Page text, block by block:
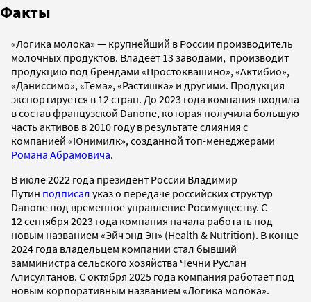
Факты
«Логика молока» — крупнейший в России производитель
молочных продуктов. Владеет 13 заводами, производит
продукцию под брендами «Простоквашино», «Актибио»,
«Даниссимо», «Тема», «Растишка» и другими. Продукция
экспортируется в 12 стран. До 2023 года компания входила
в состав французской Danone, которая получила большую
часть активов в 2010 году в результате слияния с
компанией «Юнимилк», созданной топ-менеджерами
Романа Абрамовича.
В июле 2022 года президент России Владимир
Путин подписал указ о передаче российских структур
Danone под временное управление Росимуществу. С
12 сентября 2023 года компания начала работать под
новым названием «Эйч энд Эн» (Health & Nutrition). В конце
2024 года владельцем компании стал бывший
замминистра сельского хозяйства Чечни Руслан
Алисултанов. С октября 2025 года компания работает под
новым корпоративным названием «Логика молока».